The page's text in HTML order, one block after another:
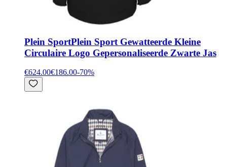
Plein SportPlein Sport Gewatteerde Kleine
Circulaire Logo Gepersonaliseerde Zwarte Jas
€624.00€186.00-70%